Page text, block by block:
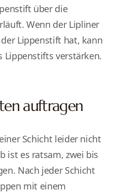
über die
Wenn der Lipliner
Lippenstift hat, kann
Lippenstifts verstärken.
auftragen
Schicht leider nicht
ist es ratsam, zwei bis
Nach jeder Schicht
mit einem